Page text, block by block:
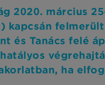
2020. március
kapcsán
és Tanács felé
ha